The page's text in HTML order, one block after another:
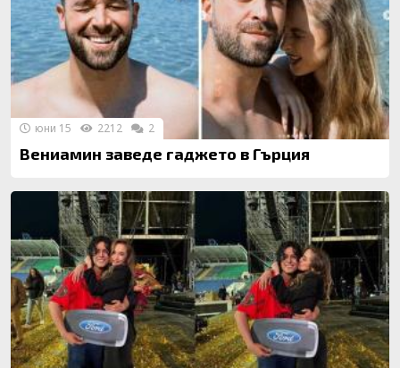
Вениамин заведе гаджето в Гърция
юни 15 2212 2